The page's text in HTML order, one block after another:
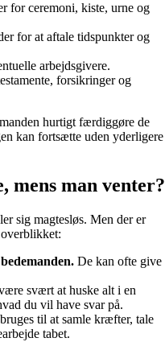
for ceremoni, kiste, urne og
for at aftale tidspunkter og
arbejdsgivere.
forsikringer og
hurtigt færdiggøre de
kan fortsætte uden yderligere
mens man venter?
sig magtesløs. Men der er
De kan ofte give
svært at huske alt i en
du vil have svar på.
til at samle kræfter, tale
tabet.